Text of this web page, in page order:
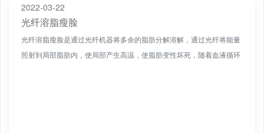
2022-03-22
光纤溶脂瘦脸
光纤溶脂瘦脸是通过光纤机器将多余的脂肪分解溶解，通过光纤将能量
照射到局部脂肪内，使局部产生高温，使脂肪变性坏死，随着血液循环